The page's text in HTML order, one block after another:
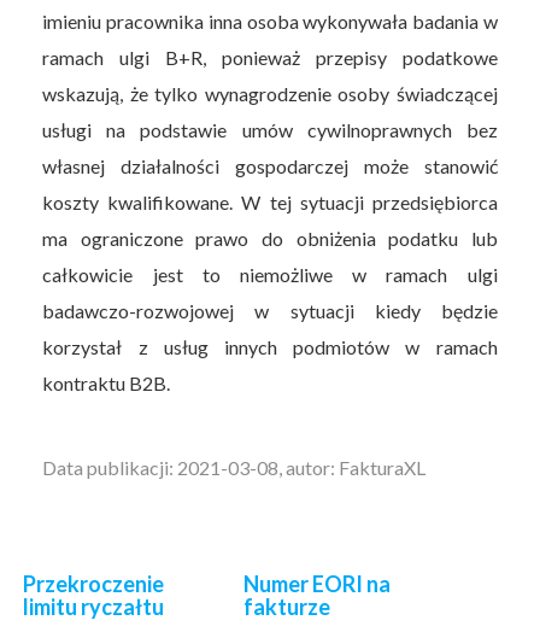
imieniu pracownika inna osoba wykonywała badania w
ramach ulgi B+R, ponieważ przepisy podatkowe
wskazują, że tylko wynagrodzenie osoby świadczącej
usługi na podstawie umów cywilnoprawnych bez
własnej działalności gospodarczej może stanowić
koszty kwalifikowane. W tej sytuacji przedsiębiorca
ma ograniczone prawo do obniżenia podatku lub
całkowicie jest to niemożliwe w ramach ulgi
badawczo-rozwojowej w sytuacji kiedy będzie
korzystał z usług innych podmiotów w ramach
kontraktu B2B.
Data publikacji: 2021-03-08, autor: FakturaXL
Przekroczenie
limitu ryczałtu
Numer EORI na
fakturze